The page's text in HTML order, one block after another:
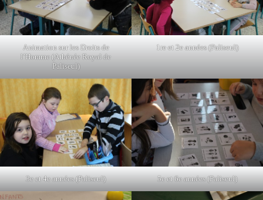
Animation sur les Droits de
l’Homme (Athénée Royal de
Paliseul)
1re et 2e années (Paliseul)
3e et 4e années (Paliseul) 5e et 6e années (Paliseul)